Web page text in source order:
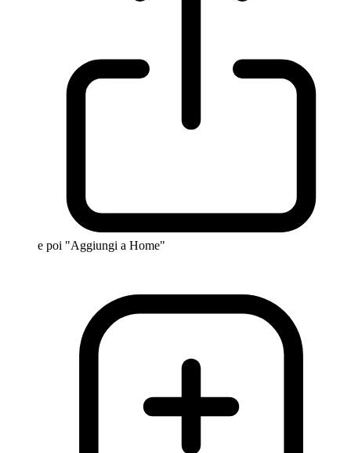
e poi "Aggiungi a Home"